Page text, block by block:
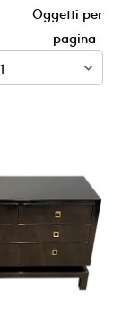
Oggetti per
pagina